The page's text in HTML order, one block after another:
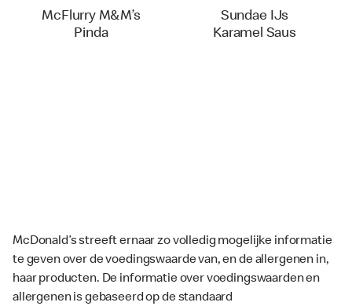
McFlurry M&M’s
Pinda
Sundae IJs
Karamel Saus
McDonald’s streeft ernaar zo volledig mogelijke informatie
te geven over de voedingswaarde van, en de allergenen in,
haar producten. De informatie over voedingswaarden en
allergenen is gebaseerd op de standaard